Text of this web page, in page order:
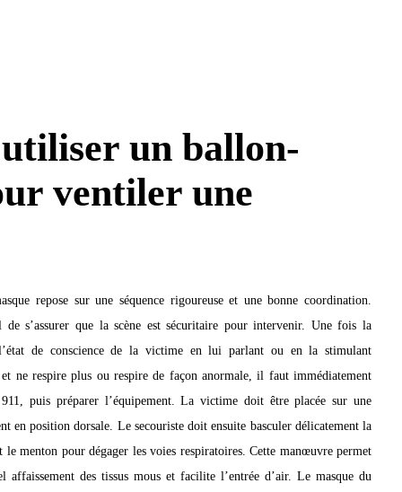
un ballon-
ventiler une
repose sur une séquence rigoureuse et une bonne coordination.
de s’assurer que la scène est sécuritaire pour intervenir. Une fois la
de conscience de la victime en lui parlant ou en la stimulant
ne respire plus ou respire de façon anormale, il faut immédiatement
puis préparer l’équipement. La victime doit être placée sur une
en position dorsale. Le secouriste doit ensuite basculer délicatement la
le menton pour dégager les voies respiratoires. Cette manœuvre permet
affaissement des tissus mous et facilite l’entrée d’air. Le masque du